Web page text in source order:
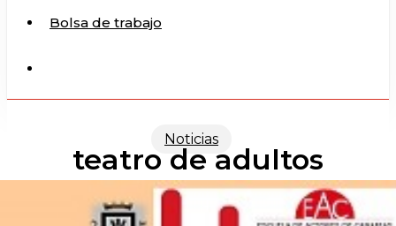
Bolsa de trabajo
Noticias
teatro de adultos
intensivo de verano